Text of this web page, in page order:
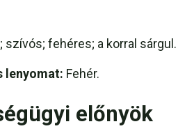
szívós; fehéres; a korral sárgul.
lenyomat: Fehér.
előnyök